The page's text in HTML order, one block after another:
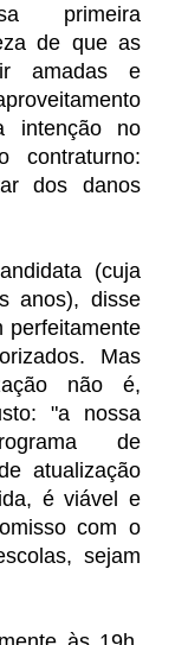
primeira
de que as
amadas e
intenção no
contraturno:
dos danos
(cuja
anos), disse
perfeitamente
Mas
não é,
"a nossa
de
atualização
é viável e
com o
sejam